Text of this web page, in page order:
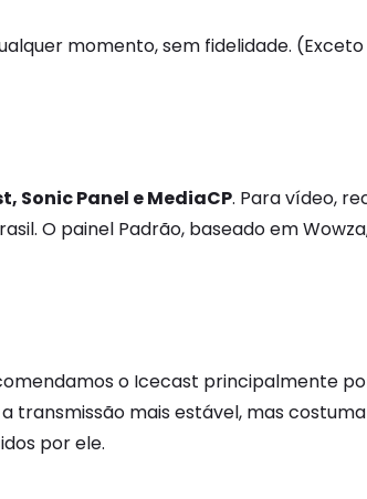
momento, sem fidelidade.
Sonic Panel e MediaCP. Para vídeo,
O painel Padrão, baseado em
o Icecast principalmente
transmissão mais estável, mas
por ele.